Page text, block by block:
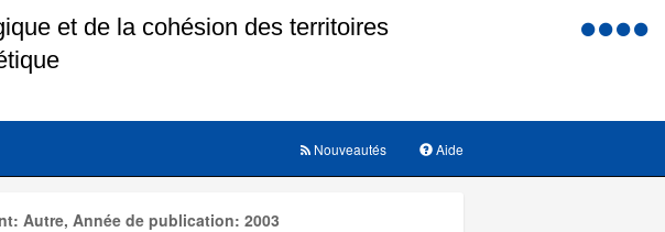
Menu
Aide
Nouveautés
Autre, Année de publication: 2003